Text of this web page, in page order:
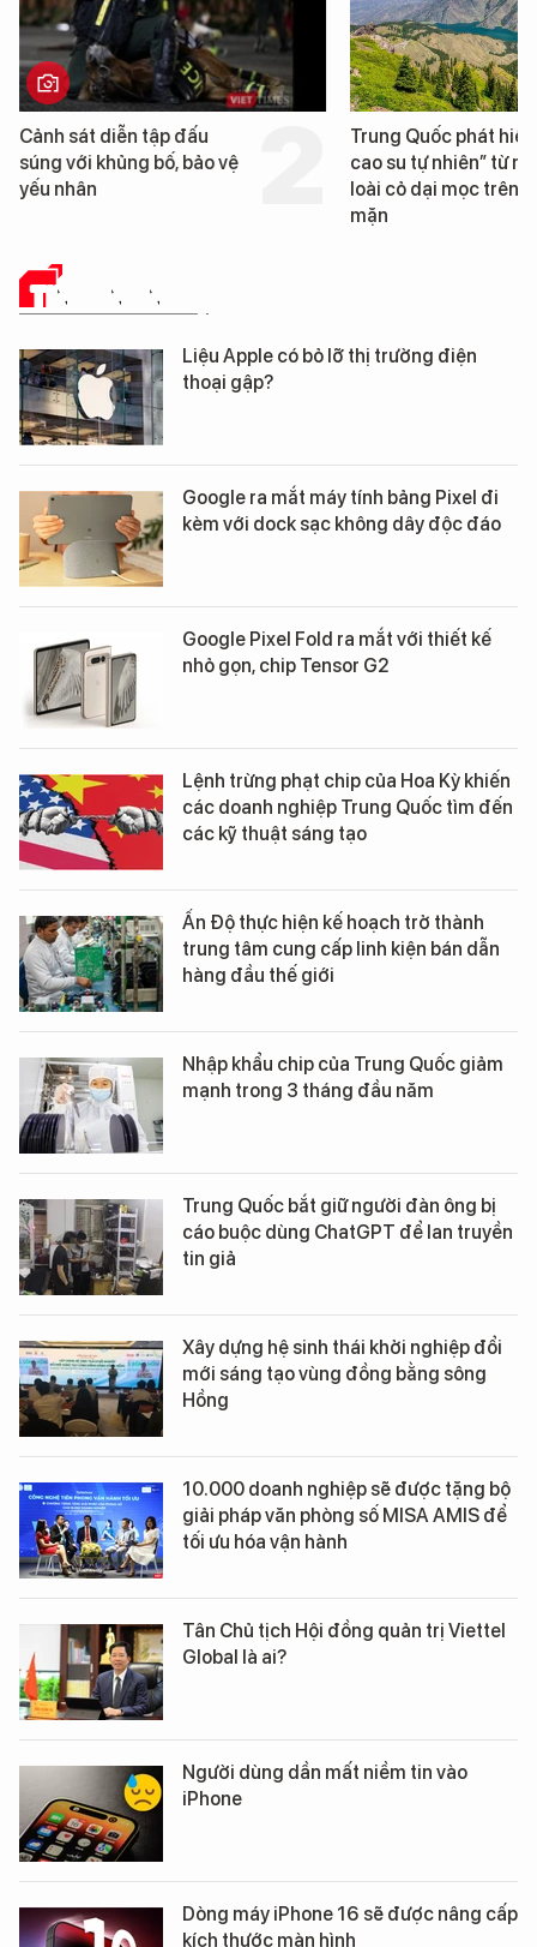
Trung Quốc phát hiện “mỏ
cao su tự nhiên” từ một
loài cỏ dại mọc trên đất
Loạt dự án bất động
Đà Nẵng sắp bị kiểm
TIN CÔNG NGHỆ
Liệu Apple có bỏ lỡ thị trường điện
thoại gập?
Google ra mắt máy tính bảng Pixel đi
kèm với dock sạc không dây độc đáo
Google Pixel Fold ra mắt với thiết kế
nhỏ gọn, chip Tensor G2
Lệnh trừng phạt chip của Hoa Kỳ khiến
các doanh nghiệp Trung Quốc tìm đến
các kỹ thuật sáng tạo
Ấn Độ thực hiện kế hoạch trở thành
trung tâm cung cấp linh kiện bán dẫn
hàng đầu thế giới
Nhập khẩu chip của Trung Quốc giảm
mạnh trong 3 tháng đầu năm
Trung Quốc bắt giữ người đàn ông bị
cáo buộc dùng ChatGPT để lan truyền
tin giả
Xây dựng hệ sinh thái khởi nghiệp đổi
mới sáng tạo vùng đồng bằng sông
Hồng
10.000 doanh nghiệp sẽ được tặng bộ
giải pháp văn phòng số MISA AMIS để
tối ưu hóa vận hành
Tân Chủ tịch Hội đồng quản trị Viettel
Global là ai?
Người dùng dần mất niềm tin vào
iPhone
Dòng máy iPhone 16 sẽ được nâng cấp
kích thước màn hình